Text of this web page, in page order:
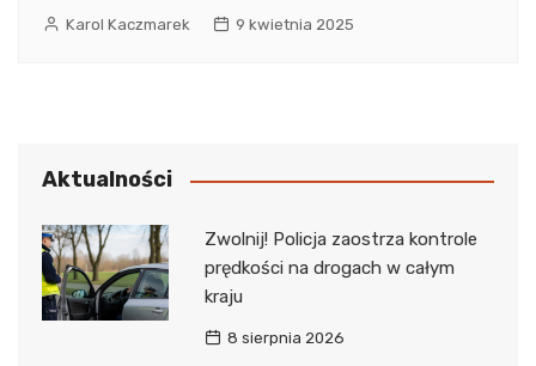
Karol Kaczmarek 9 kwietnia 2025
Aktualności
Zwolnij! Policja zaostrza kontrole
prędkości na drogach w całym
kraju
8 sierpnia 2026